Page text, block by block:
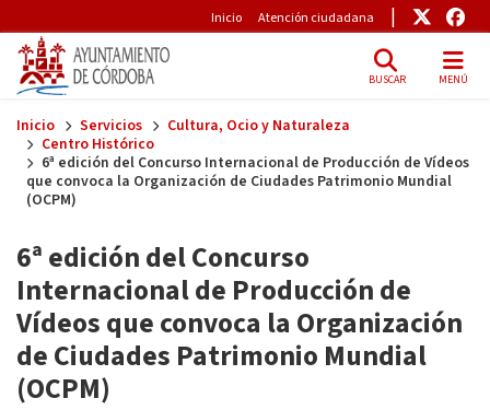
Pre-Header
Inicio Atención ciudadana Enlace
BUSCAR MENÚ
Inicio Servicios
Cultura, Ocio y Naturaleza
Centro Histórico
6ª edición del Concurso Internacional de Producción de Vídeos
que convoca la Organización de Ciudades Patrimonio Mundial
(OCPM)
6ª edición del Concurso
Internacional de Producción de
Vídeos que convoca la Organización
de Ciudades Patrimonio Mundial
(OCPM)